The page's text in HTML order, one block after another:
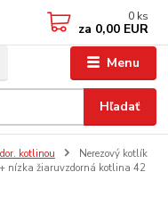
Menu
Hľadať
0 ks
za 0,00 EUR
kotlinou
Nerezový kotlík
nízka žiaruvzdorná kotlina 42